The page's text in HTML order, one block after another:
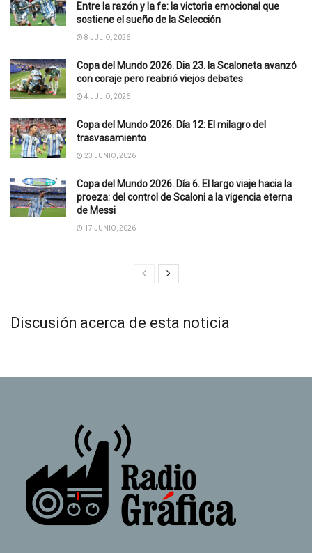
Entre la razón y la fe: la victoria emocional que
sostiene el sueño de la Selección
8 JULIO, 2026
Copa del Mundo 2026. Dia 23. la Scaloneta avanzó
con coraje pero reabrió viejos debates
4 JULIO, 2026
Copa del Mundo 2026. Día 12: El milagro del
trasvasamiento
23 JUNIO, 2026
Copa del Mundo 2026. Día 6. El largo viaje hacia la
proeza: del control de Scaloni a la vigencia eterna
de Messi
17 JUNIO, 2026
Discusión acerca de esta noticia